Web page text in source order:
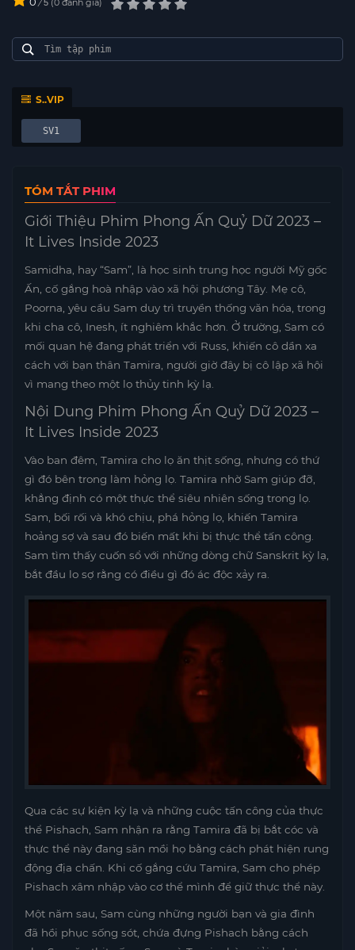
/ 5 0 đánh giá
S..VIP
SV1
TÓM TẮT PHIM
Giới Thiệu Phim Phong Ấn Quỷ Dữ 2023 –
It Lives Inside 2023
Samidha, hay “Sam”, là học sinh trung học người Mỹ gốc
Ấn, cố gắng hoà nhập vào xã hội phương Tây. Mẹ cô,
Poorna, yêu cầu Sam duy trì truyền thống văn hóa, trong
khi cha cô, Inesh, ít nghiêm khắc hơn. Ở trường, Sam có
mối quan hệ đang phát triển với Russ, khiến cô dần xa
cách với bạn thân Tamira, người giờ đây bị cô lập xã hội
vì mang theo một lọ thủy tinh kỳ lạ.
Nội Dung Phim Phong Ấn Quỷ Dữ 2023 –
It Lives Inside 2023
Vào ban đêm, Tamira cho lọ ăn thịt sống, nhưng có thứ
gì đó bên trong làm hỏng lọ. Tamira nhờ Sam giúp đỡ,
khẳng định có một thực thể siêu nhiên sống trong lọ.
Sam, bối rối và khó chịu, phá hỏng lọ, khiến Tamira
hoảng sợ và sau đó biến mất khi bị thực thể tấn công.
Sam tìm thấy cuốn sổ với những dòng chữ Sanskrit kỳ lạ,
bắt đầu lo sợ rằng có điều gì đó ác độc xảy ra.
Qua các sự kiện kỳ lạ và những cuộc tấn công của thực
thể Pishach, Sam nhận ra rằng Tamira đã bị bắt cóc và
thực thể này đang săn mồi họ bằng cách phát hiện rung
động địa chấn. Khi cố gắng cứu Tamira, Sam cho phép
Pishach xâm nhập vào cơ thể mình để giữ thực thể này.
Một năm sau, Sam cùng những người bạn và gia đình
đã hồi phục sống sót, chứa đựng Pishach bằng cách